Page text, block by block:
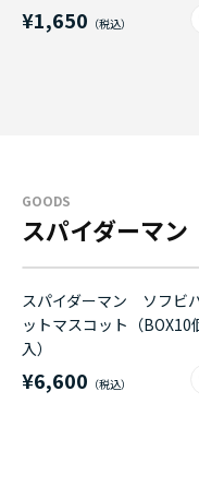
¥1,650
GOODS
スパイダーマン
スパイダーマン ソフビ
ットマスコット（BOX10
入）
¥6,600